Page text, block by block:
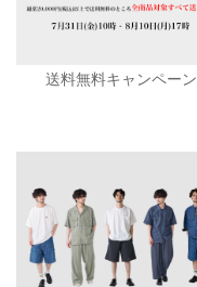
送料無料キャンペーン